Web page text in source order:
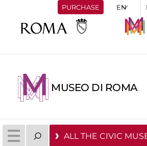
PURCHASE
MUSEO DI ROMA
ALL THE CIVIC